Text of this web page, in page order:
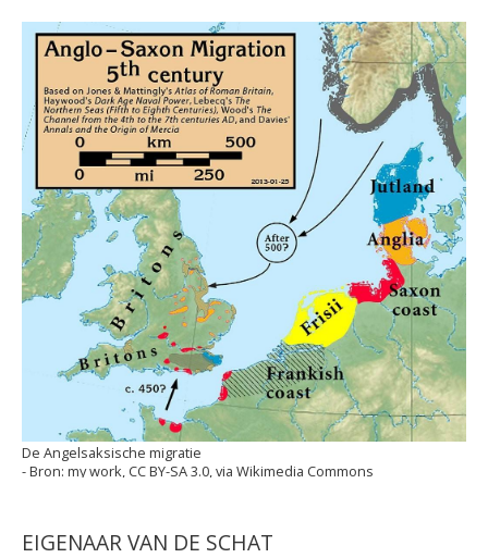
De Angelsaksische migratie
my work, CC BY-SA 3.0, via Wikimedia Commons
EIGENAAR VAN DE SCHAT